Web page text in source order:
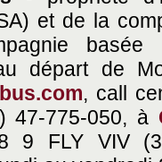
et de la
départ de
, call
47-775-050, à
FLY VIV